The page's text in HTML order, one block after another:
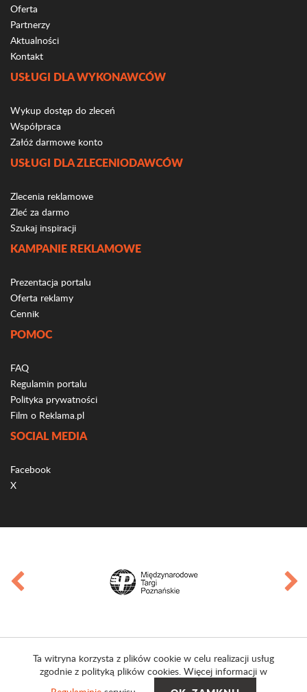
Oferta
Partnerzy
Aktualności
Kontakt
USŁUGI DLA WYKONAWCÓW
Wykup dostęp do zleceń
Współpraca
Załóż darmowe konto
USŁUGI DLA ZLECENIODAWCÓW
Zlecenia reklamowe
Zleć za darmo
Szukaj inspiracji
KAMPANIE REKLAMOWE
Prezentacja portalu
Oferta reklamy
Cennik
POMOC
FAQ
Regulamin portalu
Polityka prywatności
Film o Reklama.pl
SOCIAL MEDIA
Facebook
X
Ta witryna korzysta z plików cookie w celu realizacji usług
zgodnie z polityką plików cookies. Więcej informacji w